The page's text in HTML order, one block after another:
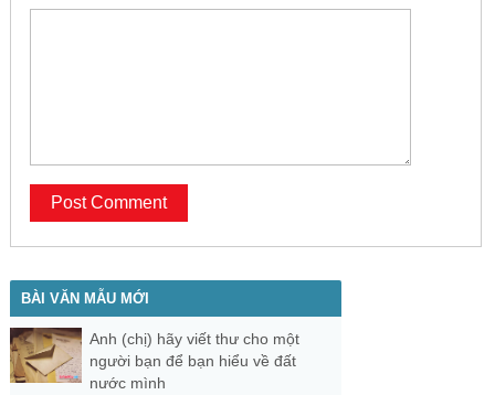
BÀI VĂN MẪU MỚI
Anh (chị) hãy viết thư cho một
người bạn để bạn hiểu về đất
nước mình